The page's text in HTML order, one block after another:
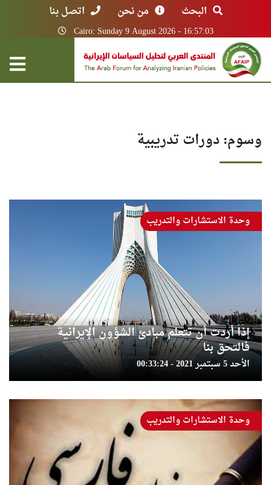
البحث من نحن اتصل بنا
Cairo: Sunday 9 August 2026 - 16:57:03
وسوم: دورات تدريبية
إذا أردت أن تتعلم مبادئ الشؤون الإيرانية
فالتحق بنا
الأحد 5 سبتمبر 2021 - 00:33:24
وحدة الاستشارات والتدريب
وحدة الاستشارات والتدريب